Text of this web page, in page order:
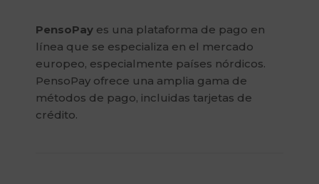
PensoPay es una plataforma de pago en
línea que se especializa en el mercado
europeo, especialmente países nórdicos.
PensoPay ofrece una amplia gama de
métodos de pago, incluidas tarjetas de
crédito.